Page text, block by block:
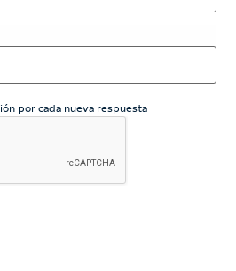
por cada nueva respuesta